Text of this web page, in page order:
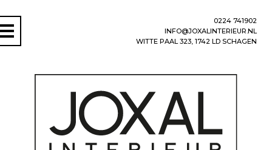
0224 741902
INFO@JOXALINTERIEUR.NL
WITTE PAAL 323, 1742 LD SCHAGEN